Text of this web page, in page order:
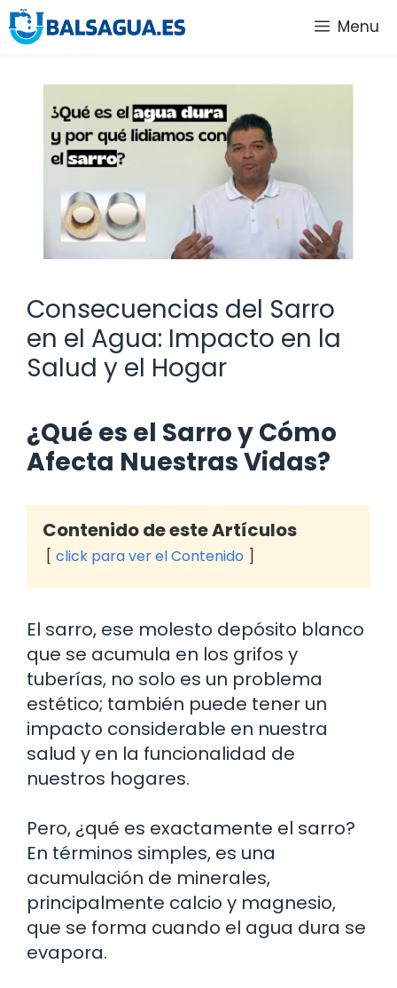
Saltar
al
Menu
Consecuencias del Sarro
en el Agua: Impacto en la
Salud y el Hogar
¿Qué es el Sarro y Cómo
Afecta Nuestras Vidas?
Contenido de este Artículos
click para ver el Contenido
El sarro, ese molesto depósito blanco
que se acumula en los grifos y
tuberías, no solo es un problema
estético; también puede tener un
impacto considerable en nuestra
salud y en la funcionalidad de
nuestros hogares.
Pero, ¿qué es exactamente el sarro?
En términos simples, es una
acumulación de minerales,
principalmente calcio y magnesio,
que se forma cuando el agua dura se
evapora.